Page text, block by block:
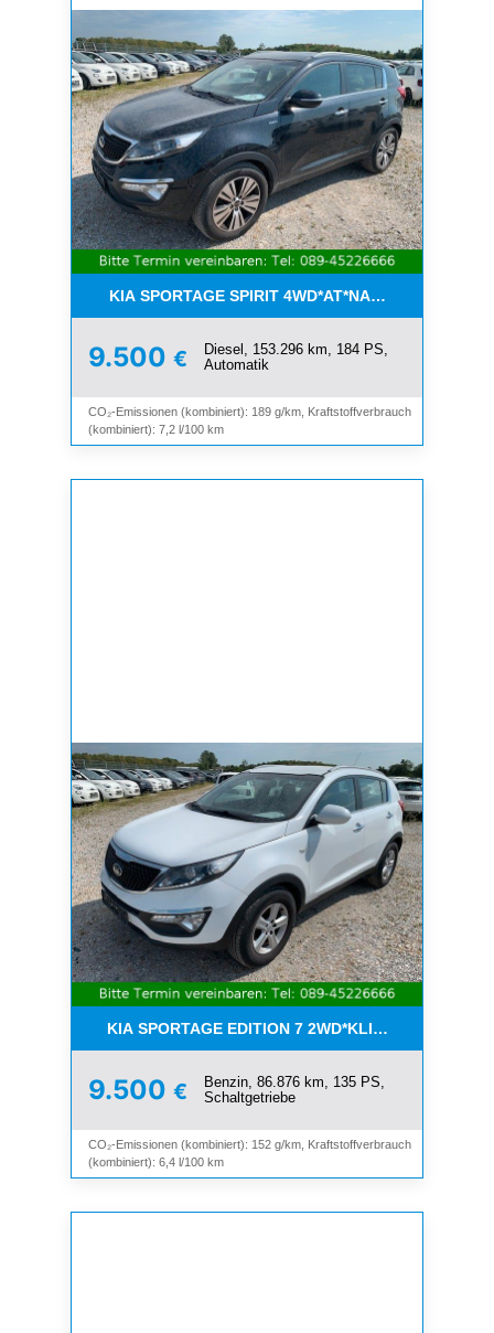
KIA SPORTAGE SPIRIT 4WD*AT*NAVI*8-
9.500 €
Diesel, 153.296 km, 184 PS,
Automatik
CO₂-Emissionen (kombiniert): 189 g/km, Kraftstoffverbrauch
(kombiniert): 7,2 l/100 km
KIA SPORTAGE EDITION 7
9.500 €
Benzin, 86.876 km, 135 PS,
Schaltgetriebe
CO₂-Emissionen (kombiniert): 152 g/km, Kraftstoffverbrauch
(kombiniert): 6,4 l/100 km